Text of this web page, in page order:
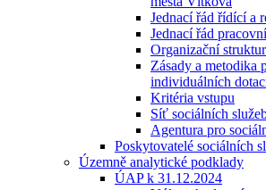
Jednací řád řídící a
Jednací řád
Organizační
Zásady a metodika
individuálních
Kritéria vstupu
Síť sociálních
Agentura pro
Poskytovatelé sociálních
Územně analytické podklady
ÚAP k 31.12.2024